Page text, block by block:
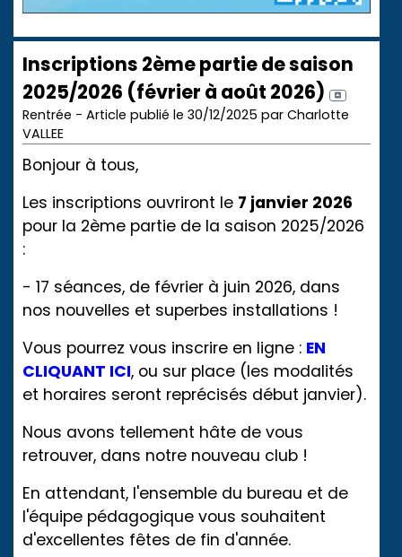
Inscriptions 2ème partie de saison
2025/2026 (février à août 2026)
Rentrée - Article publié le 30/12/2025 par Charlotte
VALLEE
Bonjour à tous,
Les inscriptions ouvriront le 7 janvier 2026
pour la 2ème partie de la saison 2025/2026
:
- 17 séances, de février à juin 2026, dans
nos nouvelles et superbes installations !
Vous pourrez vous inscrire en ligne : EN
CLIQUANT ICI, ou sur place (les modalités
et horaires seront reprécisés début janvier).
Nous avons tellement hâte de vous
retrouver, dans notre nouveau club !
En attendant, l'ensemble du bureau et de
l'équipe pédagogique vous souhaitent
d'excellentes fêtes de fin d'année.